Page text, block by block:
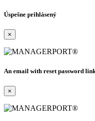
Úspešne prihlásený
×
An email with reset password
×